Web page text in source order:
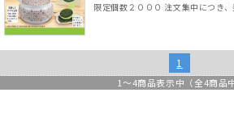
限定個数２０００ 注文集中につき
1
1 ～4商品表示中（全4商品